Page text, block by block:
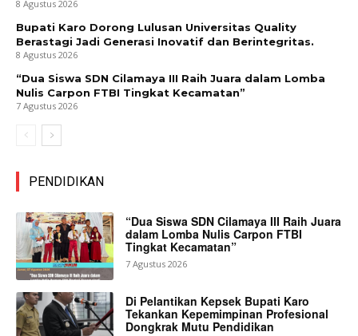
8 Agustus 2026
Bupati Karo Dorong Lulusan Universitas Quality
Berastagi Jadi Generasi Inovatif dan Berintegritas.
8 Agustus 2026
“Dua Siswa SDN Cilamaya III Raih Juara dalam Lomba
Nulis Carpon FTBI Tingkat Kecamatan”
7 Agustus 2026
PENDIDIKAN
“Dua Siswa SDN Cilamaya III Raih Juara
dalam Lomba Nulis Carpon FTBI
Tingkat Kecamatan”
7 Agustus 2026
Di Pelantikan Kepsek Bupati Karo
Tekankan Kepemimpinan Profesional
Dongkrak Mutu Pendidikan